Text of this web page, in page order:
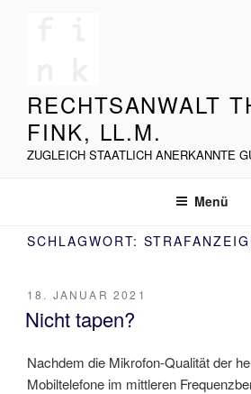
RECHTSANWALT
FINK, LL.M.
ZUGLEICH STAATLICH ANERKANNTE
Menü
SCHLAGWORT:
VERÖFFENTLICHT
AM
18. JANUAR 2021
Nicht tapen?
Nachdem die Mikrofon-Qualität der
Mobiltelefone im mittleren